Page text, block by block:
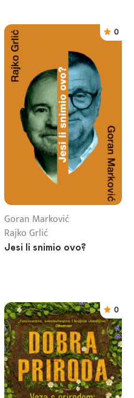
0
Goran Marković
Rajko Grlić
Jesi li snimio ovo?
0